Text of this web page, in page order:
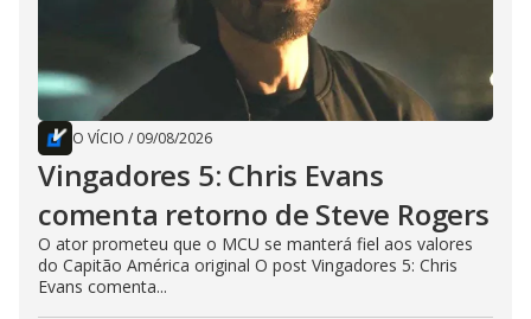
O VÍCIO / 09/08/2026
Vingadores 5: Chris Evans
comenta retorno de Steve Rogers
O ator prometeu que o MCU se manterá fiel aos valores
do Capitão América original O post Vingadores 5: Chris
Evans comenta...